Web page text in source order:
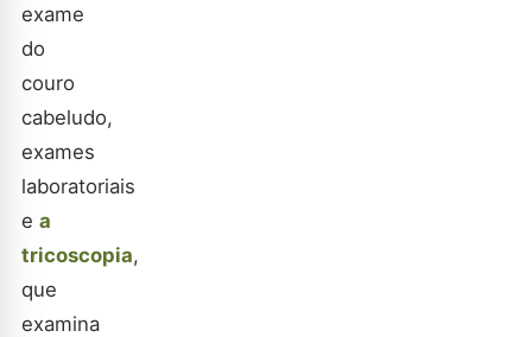
exame
do
couro
cabeludo,
exames
laboratoriais
e a
tricoscopia,
que
examina